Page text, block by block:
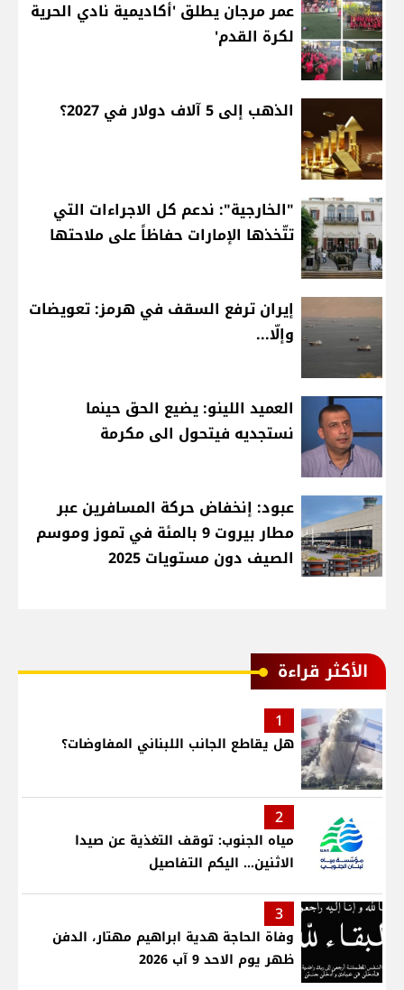
عمر مرجان يطلق 'أكاديمية نادي الحرية
لكرة القدم'
الذهب إلى 5 آلاف دولار في 2027؟
"الخارجية": ندعم كل الاجراءات التي
تتّخذها الإمارات حفاظاً على ملاحتها
إيران ترفع السقف في هرمز: تعويضات
وإلّا...
العميد اللينو: يضيع الحق حينما
نستجديه فيتحول الى مكرمة
عبود: إنخفاض حركة المسافرين عبر
مطار بيروت 9 بالمئة في تموز وموسم
الصيف دون مستويات 2025
الأكثر قراءة
1
هل يقاطع الجانب اللبناني المفاوضات؟
2
مياه الجنوب: توقف التغذية عن صيدا
الاثنين... اليكم التفاصيل
3
وفاة الحاجة هدية ابراهيم مهتار، الدفن
ظهر يوم الاحد 9 آب 2026